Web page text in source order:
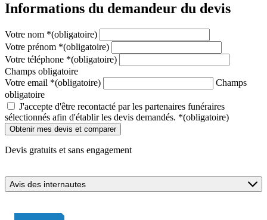
Informations du demandeur du devis
Votre nom *(obligatoire)
Votre prénom *(obligatoire)
Votre téléphone *(obligatoire)
Champs obligatoire
Votre email *(obligatoire)
Champs
obligatoire
J'accepte d'être recontacté par les partenaires funéraires
sélectionnés afin d'établir les devis demandés. *(obligatoire)
Devis gratuits et sans engagement
Avis des internautes